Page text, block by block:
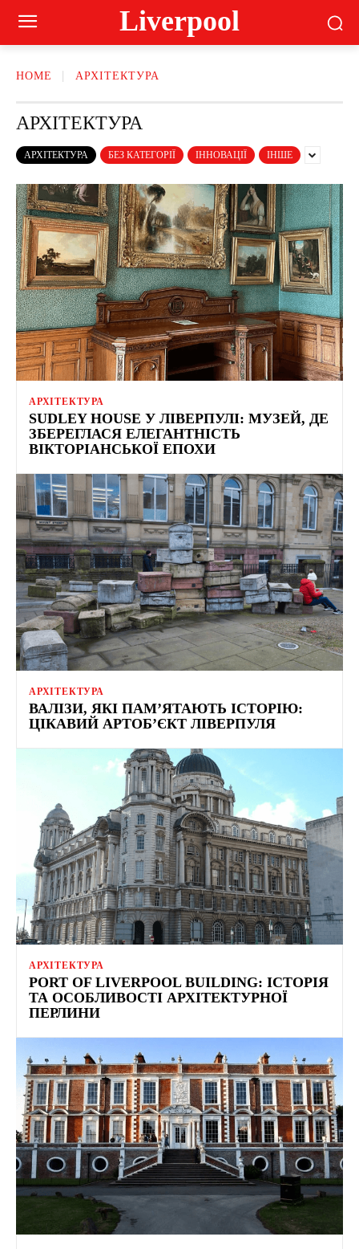
Liverpool
HOME АРХІТЕКТУРА
АРХІТЕКТУРА
АРХІТЕКТУРА БЕЗ КАТЕГОРІЇ ІННОВАЦІЇ ІНШЕ
АРХІТЕКТУРА
SUDLEY HOUSE У ЛІВЕРПУЛІ: МУЗЕЙ, ДЕ
ЗБЕРЕГЛАСЯ ЕЛЕГАНТНІСТЬ
ВІКТОРІАНСЬКОЇ ЕПОХИ
АРХІТЕКТУРА
ВАЛІЗИ, ЯКІ ПАМ’ЯТАЮТЬ ІСТОРІЮ:
ЦІКАВИЙ АРТОБ’ЄКТ ЛІВЕРПУЛЯ
АРХІТЕКТУРА
PORT OF LIVERPOOL BUILDING: ІСТОРІЯ
ТА ОСОБЛИВОСТІ АРХІТЕКТУРНОЇ
ПЕРЛИНИ